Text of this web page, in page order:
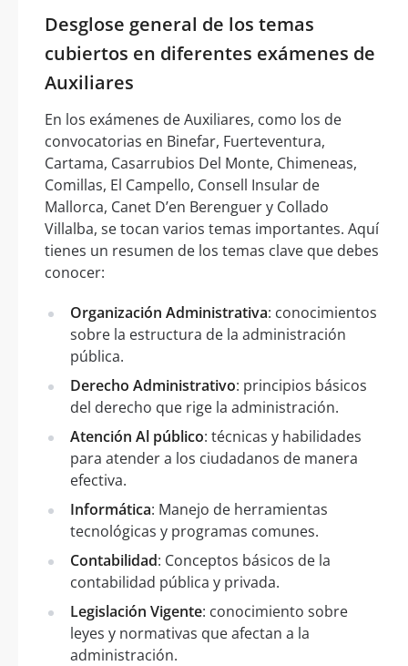
Desglose general de los temas
cubiertos en diferentes exámenes de
Auxiliares
En los exámenes de Auxiliares, como los de
convocatorias en Binefar, Fuerteventura,
Cartama, Casarrubios Del Monte, Chimeneas,
Comillas, El Campello, Consell Insular de
Mallorca, Canet D’en Berenguer y Collado
Villalba, se tocan varios temas importantes. Aquí
tienes un resumen de los temas clave que debes
conocer:
Organización Administrativa: conocimientos
sobre la estructura de la administración
pública.
Derecho Administrativo: principios básicos
del derecho que rige la administración.
Atención Al público: técnicas y habilidades
para atender a los ciudadanos de manera
efectiva.
Informática: Manejo de herramientas
tecnológicas y programas comunes.
Contabilidad: Conceptos básicos de la
contabilidad pública y privada.
Legislación Vigente: conocimiento sobre
leyes y normativas que afectan a la
administración.